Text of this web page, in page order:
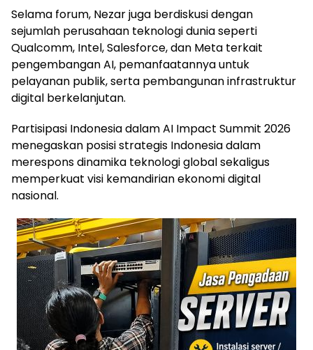
Selama forum, Nezar juga berdiskusi dengan
sejumlah perusahaan teknologi dunia seperti
Qualcomm, Intel, Salesforce, dan Meta terkait
pengembangan AI, pemanfaatannya untuk
pelayanan publik, serta pembangunan infrastruktur
digital berkelanjutan.
Partisipasi Indonesia dalam AI Impact Summit 2026
menegaskan posisi strategis Indonesia dalam
merespons dinamika teknologi global sekaligus
memperkuat visi kemandirian ekonomi digital
nasional.